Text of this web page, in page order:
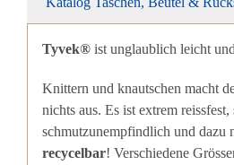
Tyvek®ist unglaublich leicht
Knittern und knautschen macht
nichts aus. Es ist extrem reissfest,
schmutzunempfindlich und dazu
recycelbar! Verschiedene